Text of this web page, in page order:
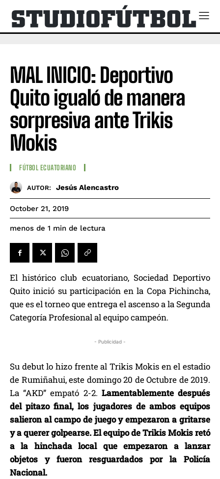
MAL INICIO: Deportivo
Quito igualó de manera
sorpresiva ante Trikis
Mokis
FÚTBOL ECUATORIANO
AUTOR: Jesús Alencastro
October 21, 2019
menos de 1 min de lectura
El histórico club ecuatoriano, Sociedad Deportivo
Quito inició su participación en la Copa Pichincha,
que es el torneo que entrega el ascenso a la Segunda
Categoría Profesional al equipo campeón.
- Publicidad -
Su debut lo hizo frente al Trikis Mokis en el estadio
de Rumiñahui, este domingo 20 de Octubre de 2019.
La “AKD” empató 2-2. Lamentablemente después
del pitazo final, los jugadores de ambos equipos
salieron al campo de juego y empezaron a gritarse
y a querer golpearse. El equipo de Trikis Mokis retó
a la hinchada local que empezaron a lanzar
objetos y fueron resguardados por la Policía
Nacional.